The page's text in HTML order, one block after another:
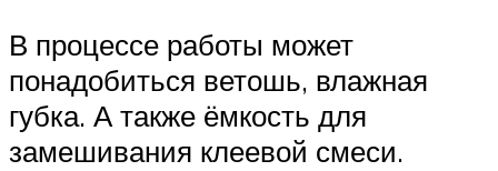
В процессе работы может
понадобиться ветошь, влажная
губка. А также ёмкость для
замешивания клеевой смеси.